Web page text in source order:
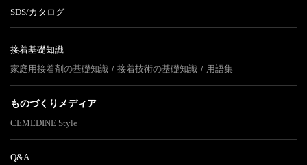
SDS/カタログ
接着基礎知識
家庭用接着剤の基礎知識
接着技術の基礎知識 用語集
ものづくりメディア
CEMEDINE Style
Q&A